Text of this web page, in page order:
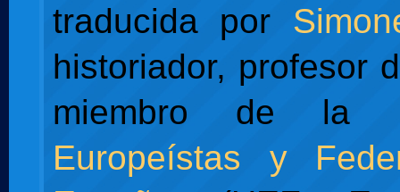
traducida por
historiador, profesor
miembro de la
Europeístas y